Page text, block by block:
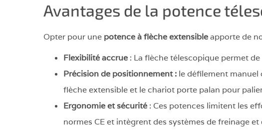
Avantages de la potence
Opter pour une potence à flèche extensibleapporte de
Flexibilité accrue : La flèche télescopique permet
Précision de positionnement : le défilement manuel
flèche extensible et le chariot porte palan pour
Ergonomie et sécurité : Ces potences limitent les
normes CE et intègrent des systèmes de freinage